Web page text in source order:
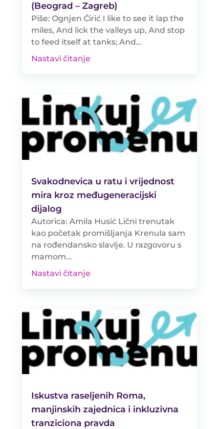
(Beograd – Zagreb)
Piše: Ognjen Ćirić I like to see it lap the
miles, And lick the valleys up, And stop
to feed itself at tanks; And...
Nastavi čitanje
Svakodnevica u ratu i vrijednost
mira kroz međugeneracijski
dijalog
Autorica: Amila Husić Lični trenutak
kao početak promišljanja Krenula sam
na rođendansko slavlje. U razgovoru s
mamom...
Nastavi čitanje
Iskustva raseljenih Roma,
manjinskih zajednica i inkluzivna
tranziciona pravda